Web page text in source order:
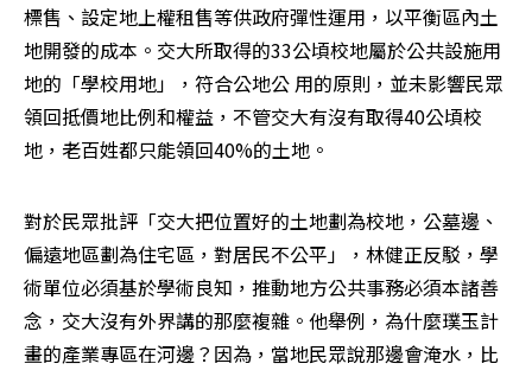
標售、設定地上權租售等供政府彈性運用，以平衡區內土
地開發的成本。交大所取得的33公頃校地屬於公共設施用
地的「學校用地」，符合公地公 用的原則，並未影響民眾
領回抵價地比例和權益，不管交大有沒有取得40公頃校
地，老百姓都只能領回40%的土地。
對於民眾批評「交大把位置好的土地劃為校地，公墓邊、
偏遠地區劃為住宅區，對居民不公平」，林健正反駁，學
術單位必須基於學術良知，推動地方公共事務必須本諸善
念，交大沒有外界講的那麼複雜。他舉例，為什麼璞玉計
畫的產業專區在河邊？因為，當地民眾說那邊會淹水，比